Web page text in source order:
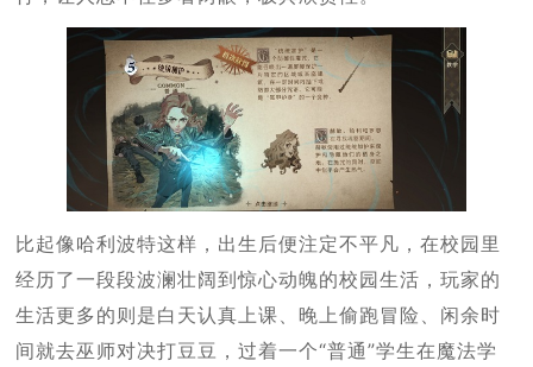
比起像哈利波特这样，出生后便注定不平凡，在校园里
经历了一段段波澜壮阔到惊心动魄的校园生活，玩家的
生活更多的则是白天认真上课、晚上偷跑冒险、闲余时
间就去巫师对决打豆豆，过着一个“普通”学生在魔法学